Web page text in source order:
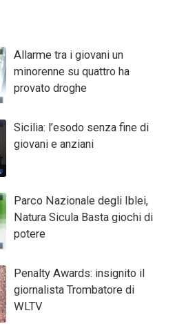
Allarme tra i giovani un
minorenne su quattro ha
provato droghe
Sicilia: l’esodo senza fine di
giovani e anziani
Parco Nazionale degli Iblei,
Natura Sicula Basta giochi di
potere
Penalty Awards: insignito il
giornalista Trombatore di
WLTV